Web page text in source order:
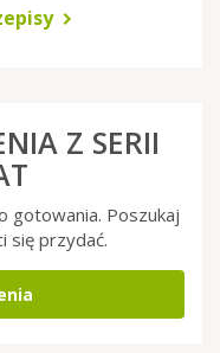
Z SERII
gotowania. Poszukaj
się przydać.